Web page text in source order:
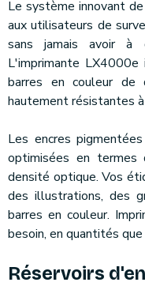
Le système innovant
aux utilisateurs de
sans jamais avoir à
L'imprimante
barres en couleur
hautement résistantes
Les encres
optimisées en
densité optique. Vos
des illustrations, des
barres en couleur.
besoin, en quantités
Réservoirs